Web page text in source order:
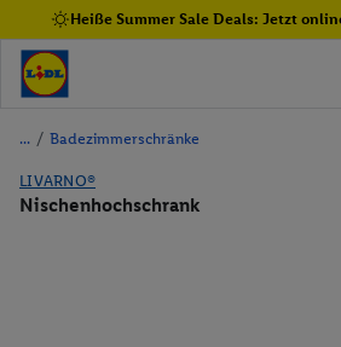
Heiße Summer Sale Deals: Jetzt
/ Badezimmerschränke
LIVARNO®
Nischenhochschrank